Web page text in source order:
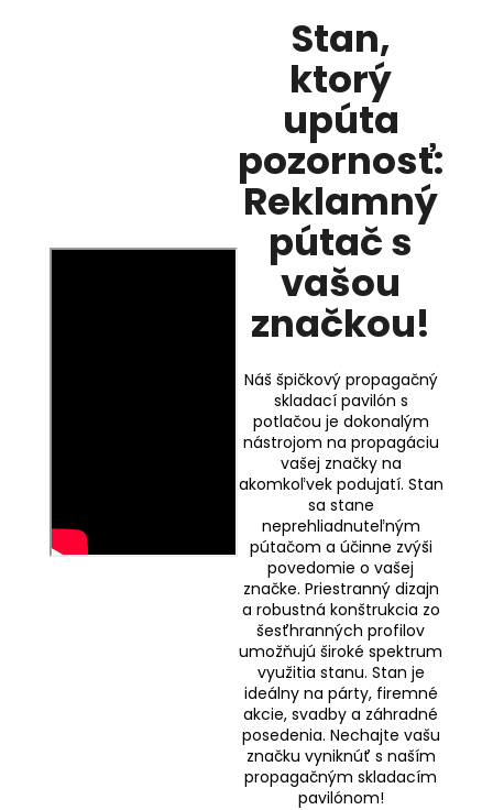
Stan,
ktorý
upúta
pozornosť:
Reklamný
pútač s
vašou
značkou!
Náš špičkový propagačný
skladací pavilón s
potlačou je dokonalým
nástrojom na propagáciu
vašej značky na
akomkoľvek podujatí. Stan
sa stane
neprehliadnuteľným
pútačom a účinne zvýši
povedomie o vašej
značke. Priestranný dizajn
a robustná konštrukcia zo
šesťhranných profilov
umožňujú široké spektrum
využitia stanu. Stan je
ideálny na párty, firemné
akcie, svadby a záhradné
posedenia. Nechajte vašu
značku vyniknúť s naším
propagačným skladacím
pavilónom!